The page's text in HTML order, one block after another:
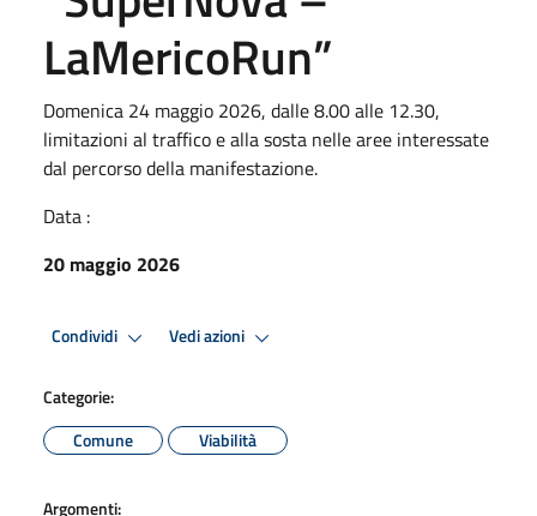
LaMericoRun”
Domenica 24 maggio 2026, dalle 8.00 alle 12.30,
limitazioni al traffico e alla sosta nelle aree interessate
dal percorso della manifestazione.
Data :
20 maggio 2026
Condividi Vedi azioni
Categorie:
Comune
Viabilità
Argomenti: